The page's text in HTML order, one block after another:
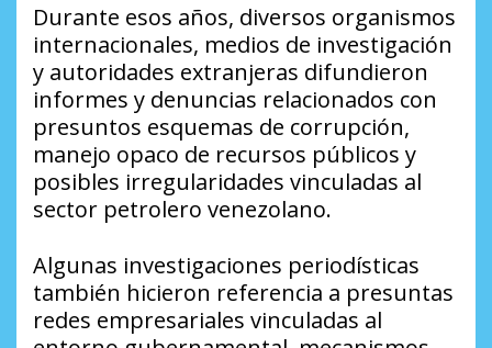
Durante esos años, diversos organismos
internacionales, medios de investigación
y autoridades extranjeras difundieron
informes y denuncias relacionados con
presuntos esquemas de corrupción,
manejo opaco de recursos públicos y
posibles irregularidades vinculadas al
sector petrolero venezolano.
Algunas investigaciones periodísticas
también hicieron referencia a presuntas
redes empresariales vinculadas al